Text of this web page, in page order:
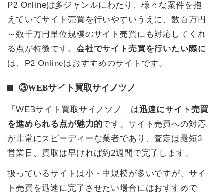
P2 Onlineは多ジャンルにわたり、様々な案件を抱
えていてサイト売買を行いやすいうえに、数百万円
～数千万円単位規模のサイト売買にも対応してくれ
る点が特徴です。 会社でサイト売買を行いたい際に
は、P2 Onlineはおすすめのサイトです。
③WEBサイト買取サイノツノ
「WEBサイト買取サイノツノ」は迅速にサイト売買
を進められる点が魅力的です。サイト売買への対応
が非常にスピーディーな業者であり、査定は最短3
営業日、買取は早ければ約2週間で完了します。
扱っているサイトは小・中規模が多いですが、サイ
ト売買を迅速に完了させたい場合にはおすすめで